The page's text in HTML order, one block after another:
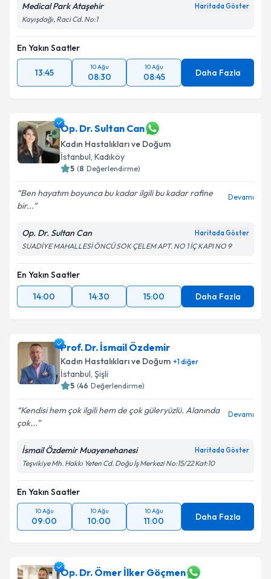
Medical Park Ataşehir Haritada Göster
Kayışdağı, Raci Cd. No:1
En Yakın Saatler
13:45
10 Ağu
08:30
10 Ağu
08:45 Daha Fazla
Op. Dr. Sultan Can
Kadın Hastalıkları ve Doğum
İstanbul, Kadıköy
5 (8 Değerlendirme)
Ben hayatım boyunca bu kadar ilgili bu kadar rafine
bir...
Devamı
Op. Dr. Sultan Can Haritada Göster
SUADİYE MAHALLESİ ÖNCÜ SOK ÇELEM APT. NO 1 İÇ KAPI NO 9
En Yakın Saatler
14:00
14:30 15:00 Daha Fazla
Prof. Dr. İsmail Özdemir
Kadın Hastalıkları ve Doğum +1diğer
İstanbul, Şişli
5 (46 Değerlendirme)
Kendisi hem çok ilgili hem de çok güleryüzlü. Alanında
çok...
Devamı
İsmail Özdemir Muayenehanesi Haritada Göster
Teşvikiye Mh. Hakkı Yeten Cd. Doğu İş Merkezi No:15/22 Kat:10
En Yakın Saatler
10 Ağu
09:00
10 Ağu
10:00
10 Ağu
11:00 Daha Fazla
Op. Dr. Ömer İlker Göçmen